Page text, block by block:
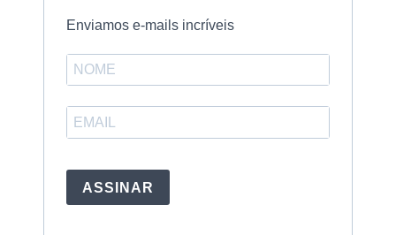
Enviamos e-mails incríveis
ASSINAR